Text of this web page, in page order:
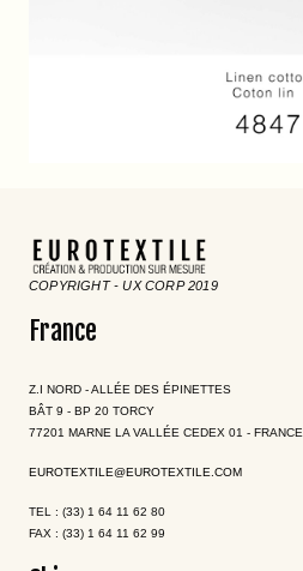
COPYRIGHT - UX CORP 2019
France
Z.I NORD - ALLÉE DES ÉPINETTES
BÂT 9 - BP 20 TORCY
77201 MARNE LA VALLÉE CEDEX 01 - FRANCE
EUROTEXTILE@EUROTEXTILE.COM
TEL : (33) 1 64 11 62 80
FAX : (33) 1 64 11 62 99